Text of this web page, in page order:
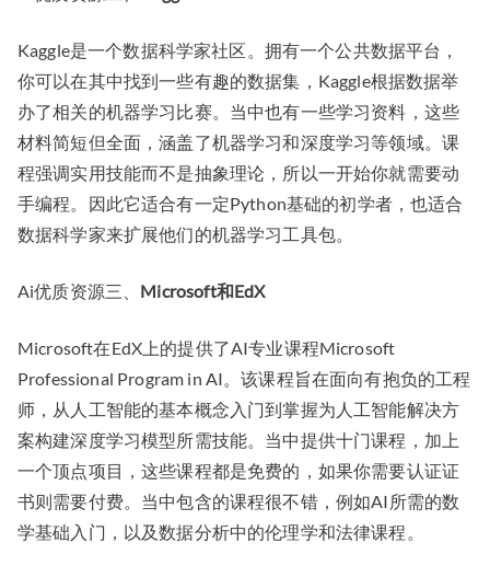
Kaggle是一个数据科学家社区。拥有一个公共数据平台，
你可以在其中找到一些有趣的数据集，Kaggle根据数据举
办了相关的机器学习比赛。当中也有一些学习资料，这些
材料简短但全面，涵盖了机器学习和深度学习等领域。课
程强调实用技能而不是抽象理论，所以一开始你就需要动
手编程。因此它适合有一定Python基础的初学者，也适合
数据科学家来扩展他们的机器学习工具包。
Ai优质资源三、 Microsoft和EdX
Microsoft在EdX上的提供了AI专业课程Microsoft
Professional Program in AI。该课程旨在面向有抱负的工程
师，从人工智能的基本概念入门到掌握为人工智能解决方
案构建深度学习模型所需技能。当中提供十门课程，加上
一个顶点项目，这些课程都是免费的，如果你需要认证证
书则需要付费。当中包含的课程很不错，例如AI所需的数
学基础入门，以及数据分析中的伦理学和法律课程。